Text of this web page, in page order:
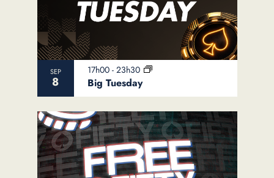
SEP
8 Big Tuesday
17h00 - 23h30